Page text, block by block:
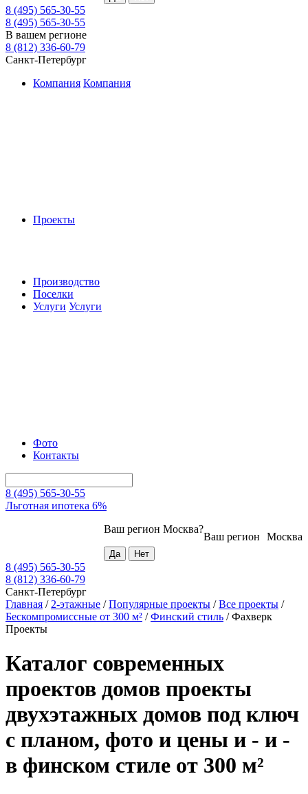
8 (495) 565-30-55
8 (495) 565-30-55
В вашем регионе
8 (812) 336-60-79
Санкт-Петербург
Компания Компания
Проекты
Производство
Поселки
Услуги Услуги
Фото
Контакты
8 (495) 565-30-55
Льготная ипотека 6%
Москва
Ваш регион
Ваш регион Москва?
8 (495) 565-30-55
8 (812) 336-60-79
Санкт-Петербург
Главная / 2-этажные /Популярные проекты /Все проекты /
Бескомпромиссные от 300 м² /Финский стиль /Фахверк
Проекты
Каталог современных
проектов домов проекты
двухэтажных домов под ключ
с планом, фото и цены и - и -
в финском стиле от 300 м²